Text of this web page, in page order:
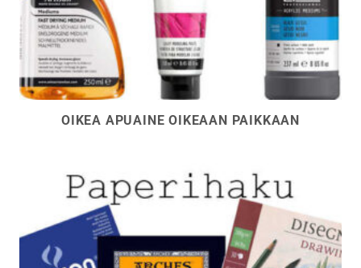
OIKEA APUAINE OIKEAAN PAIKKAAN